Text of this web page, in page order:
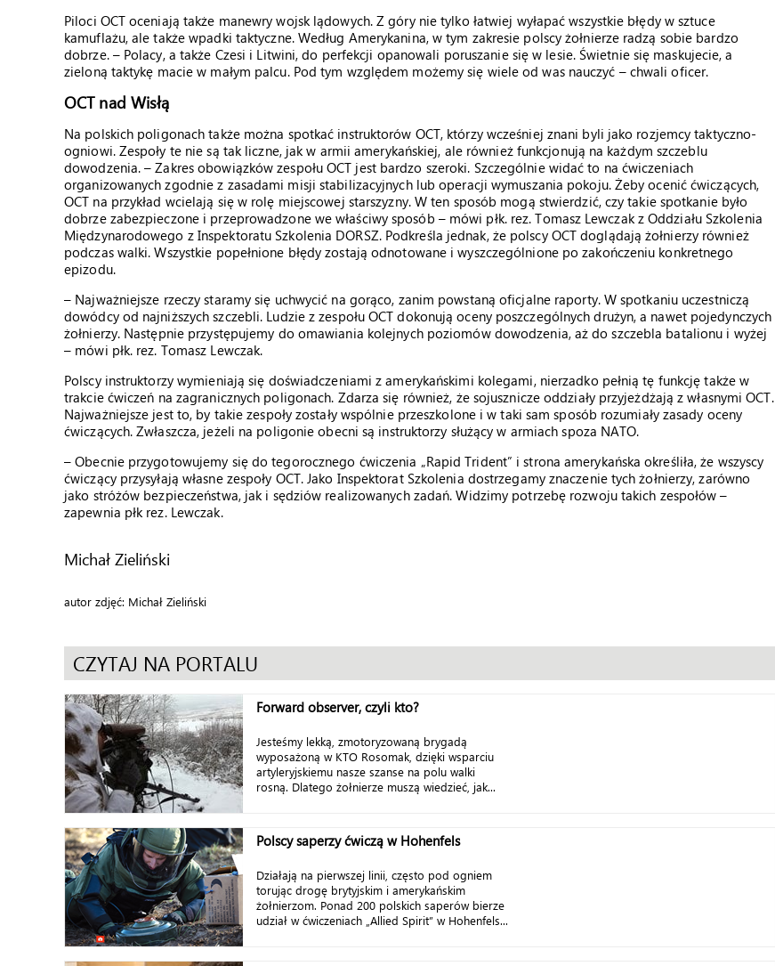
Piloci OCT oceniają także manewry wojsk lądowych. Z góry nie tylko łatwiej wyłapać wszystkie błędy w sztuce
kamuflażu, ale także wpadki taktyczne. Według Amerykanina, w tym zakresie polscy żołnierze radzą sobie bardzo
dobrze. – Polacy, a także Czesi i Litwini, do perfekcji opanowali poruszanie się w lesie. Świetnie się maskujecie, a
zieloną taktykę macie w małym palcu. Pod tym względem możemy się wiele od was nauczyć – chwali oficer.
OCT nad Wisłą
Na polskich poligonach także można spotkać instruktorów OCT, którzy wcześniej znani byli jako rozjemcy taktyczno-
ogniowi. Zespoły te nie są tak liczne, jak w armii amerykańskiej, ale również funkcjonują na każdym szczeblu
dowodzenia. – Zakres obowiązków zespołu OCT jest bardzo szeroki. Szczególnie widać to na ćwiczeniach
organizowanych zgodnie z zasadami misji stabilizacyjnych lub operacji wymuszania pokoju. Żeby ocenić ćwiczących,
OCT na przykład wcielają się w rolę miejscowej starszyzny. W ten sposób mogą stwierdzić, czy takie spotkanie było
dobrze zabezpieczone i przeprowadzone we właściwy sposób – mówi płk. rez. Tomasz Lewczak z Oddziału Szkolenia
Międzynarodowego z Inspektoratu Szkolenia DORSZ. Podkreśla jednak, że polscy OCT doglądają żołnierzy również
podczas walki. Wszystkie popełnione błędy zostają odnotowane i wyszczególnione po zakończeniu konkretnego
epizodu.
– Najważniejsze rzeczy staramy się uchwycić na gorąco, zanim powstaną oficjalne raporty. W spotkaniu uczestniczą
dowódcy od najniższych szczebli. Ludzie z zespołu OCT dokonują oceny poszczególnych drużyn, a nawet pojedynczych
żołnierzy. Następnie przystępujemy do omawiania kolejnych poziomów dowodzenia, aż do szczebla batalionu i wyżej
– mówi płk. rez. Tomasz Lewczak.
Polscy instruktorzy wymieniają się doświadczeniami z amerykańskimi kolegami, nierzadko pełnią tę funkcję także w
trakcie ćwiczeń na zagranicznych poligonach. Zdarza się również, że sojusznicze oddziały przyjeżdżają z własnymi OCT.
Najważniejsze jest to, by takie zespoły zostały wspólnie przeszkolone i w taki sam sposób rozumiały zasady oceny
ćwiczących. Zwłaszcza, jeżeli na poligonie obecni są instruktorzy służący w armiach spoza NATO.
– Obecnie przygotowujemy się do tegorocznego ćwiczenia „Rapid Trident” i strona amerykańska określiła, że wszyscy
ćwiczący przysyłają własne zespoły OCT. Jako Inspektorat Szkolenia dostrzegamy znaczenie tych żołnierzy, zarówno
jako stróżów bezpieczeństwa, jak i sędziów realizowanych zadań. Widzimy potrzebę rozwoju takich zespołów –
zapewnia płk rez. Lewczak.
Michał Zieliński
autor zdjęć: Michał Zieliński
CZYTAJ NA PORTALU
Forward observer, czyli kto?
Jesteśmy lekką, zmotoryzowaną brygadą
wyposażoną w KTO Rosomak, dzięki wsparciu
artyleryjskiemu nasze szanse na polu walki
rosną. Dlatego żołnierze muszą wiedzieć, jak...
Polscy saperzy ćwiczą w Hohenfels
Działają na pierwszej linii, często pod ogniem
torując drogę brytyjskim i amerykańskim
żołnierzom. Ponad 200 polskich saperów bierze
udział w ćwiczeniach „Allied Spirit” w Hohenfels...